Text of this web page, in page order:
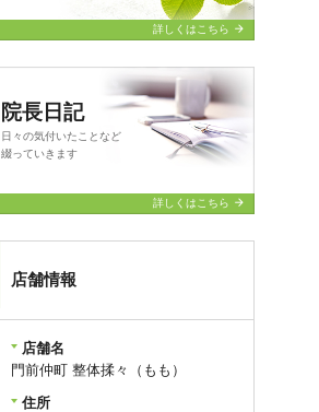
詳しくはこちら arrow_forward
院長日記
日々の気付いたことなど
綴っていきます
詳しくはこちら arrow_forward
店舗情報
店舗名
門前仲町 整体揉々（もも）
住所